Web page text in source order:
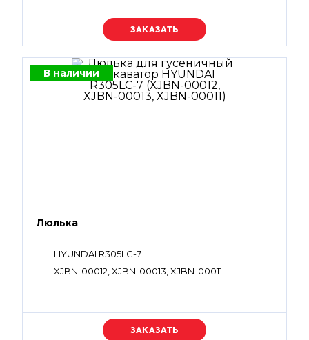
Уточняйте цену
В наличии
Люлька
HYUNDAI R305LC-7
XJBN-00012, XJBN-00013, XJBN-00011
Уточняйте цену